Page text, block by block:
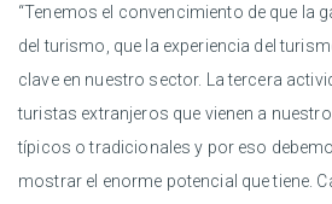
“Tenemos el convencimiento de que la
del turismo, que la experiencia del
clave en nuestro sector. La tercera
turistas extranjeros que vienen a
típicos o tradicionales y por eso
mostrar el enorme potencial que tiene.